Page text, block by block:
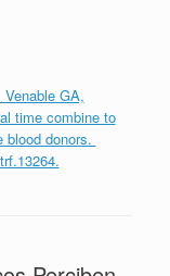
GA,
time combine to
blood donors.